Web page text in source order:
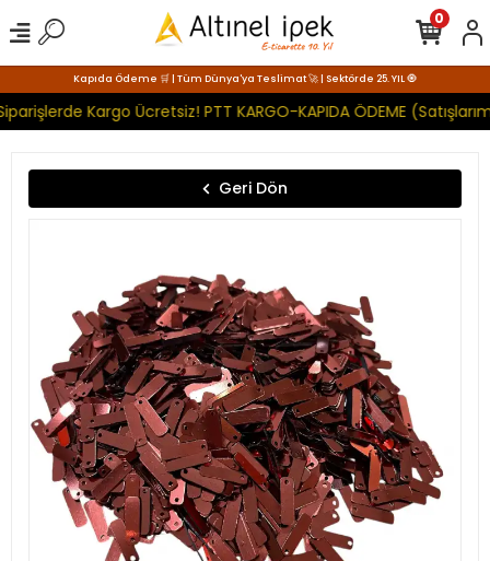
Kapıda Ödeme 🛒 | Tüm Dünya'ya Teslimat 🚀 | Sektörde 25. YIL 🧿
Kargo Ücretsiz! PTT KARGO-KAPIDA ÖDEME
0
Geri Dön